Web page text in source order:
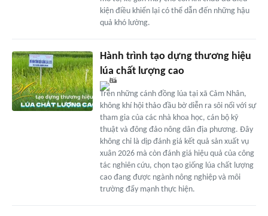
kiện điều khiển lại có thể dẫn đến những hậu
quả khó lường.
Hành trình tạo dựng thương hiệu
lúa chất lượng cao
Trên những cánh đồng lúa tại xã Cảm Nhân,
không khí hội thảo đầu bờ diễn ra sôi nổi với sự
tham gia của các nhà khoa học, cán bộ kỹ
thuật và đông đảo nông dân địa phương. Đây
không chỉ là dịp đánh giá kết quả sản xuất vụ
xuân 2026 mà còn đánh giá hiệu quả của công
tác nghiên cứu, chọn tạo giống lúa chất lượng
cao đang được ngành nông nghiệp và môi
trường đẩy mạnh thực hiện.